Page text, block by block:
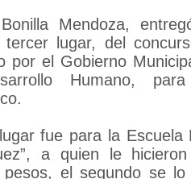
Mendoza,
tercer lugar, del
por el Gobierno
Humano,
fue para la Escuela
a quien le
el segundo se lo